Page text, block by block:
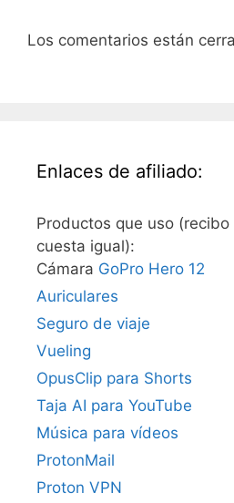
Los comentarios están
Enlaces de afiliado:
Productos que uso
cuesta igual):
Cámara GoPro Hero 12
Auriculares
Seguro de viaje
Vueling
OpusClip para Shorts
Taja AI para YouTube
Música para vídeos
ProtonMail
Proton VPN